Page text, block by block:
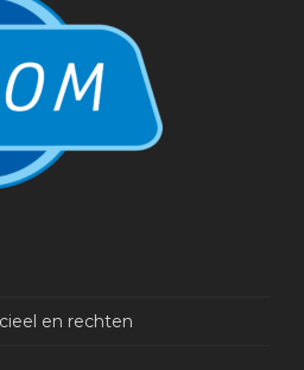
en rechten